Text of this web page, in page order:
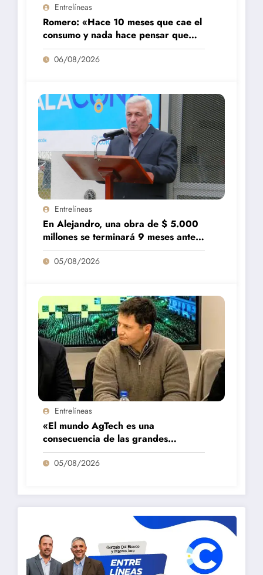
Entrelíneas
Romero: «Hace 10 meses que cae el
consumo y nada hace pensar que
vaya a repuntar»
06/08/2026
Entrelíneas
En Alejandro, una obra de $ 5.000
millones se terminará 9 meses antes
de lo previsto
05/08/2026
Entrelíneas
«El mundo AgTech es una
consecuencia de las grandes
fortalezas que tenemos en la región»
05/08/2026